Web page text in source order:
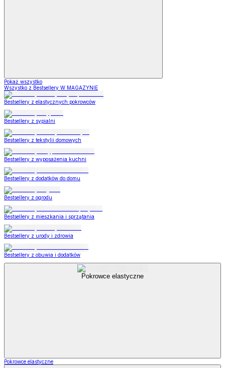
Pokaż wszystko
Wszystko z Bestsellery W MAGAZYNIE
Bestsellery z elastycznych pokrowców
Bestsellery z sypialni
Bestsellery z tekstylii domowych
Bestsellery z wyposażenia kuchni
Bestsellery z dodatków do domu
Bestsellery z ogrodu
Bestsellery z mieszkania i sprzątania
Bestsellery z urody i zdrowia
Bestsellery z obuwia i dodatków
Pokrowce elastyczne
Pokrowce elastyczne